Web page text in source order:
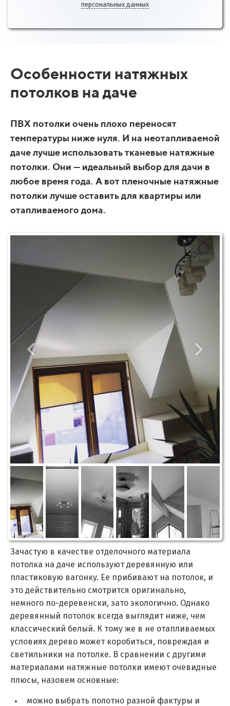
персональных данных
Особенности натяжных
потолков на даче
ПВХ потолки очень плохо переносят
температуры ниже нуля. И на неотапливаемой
даче лучше использовать тканевые натяжные
потолки. Они — идеальный выбор для дачи в
любое время года. А вот пленочные натяжные
потолки лучше оставить для квартиры или
отапливаемого дома.
Зачастую в качестве отделочного материала
потолка на даче используют деревянную или
пластиковую вагонку. Ее прибивают на потолок, и
это действительно смотрится оригинально,
немного по-деревенски, зато экологично. Однако
деревянный потолок всегда выглядит ниже, чем
классический белый. К тому же в не отапливаемых
условиях дерево может коробиться, повреждая и
светильники на потолке. В сравнении с другими
материалами натяжные потолки имеют очевидные
плюсы, назовем основные:
можно выбрать полотно разной фактуры и